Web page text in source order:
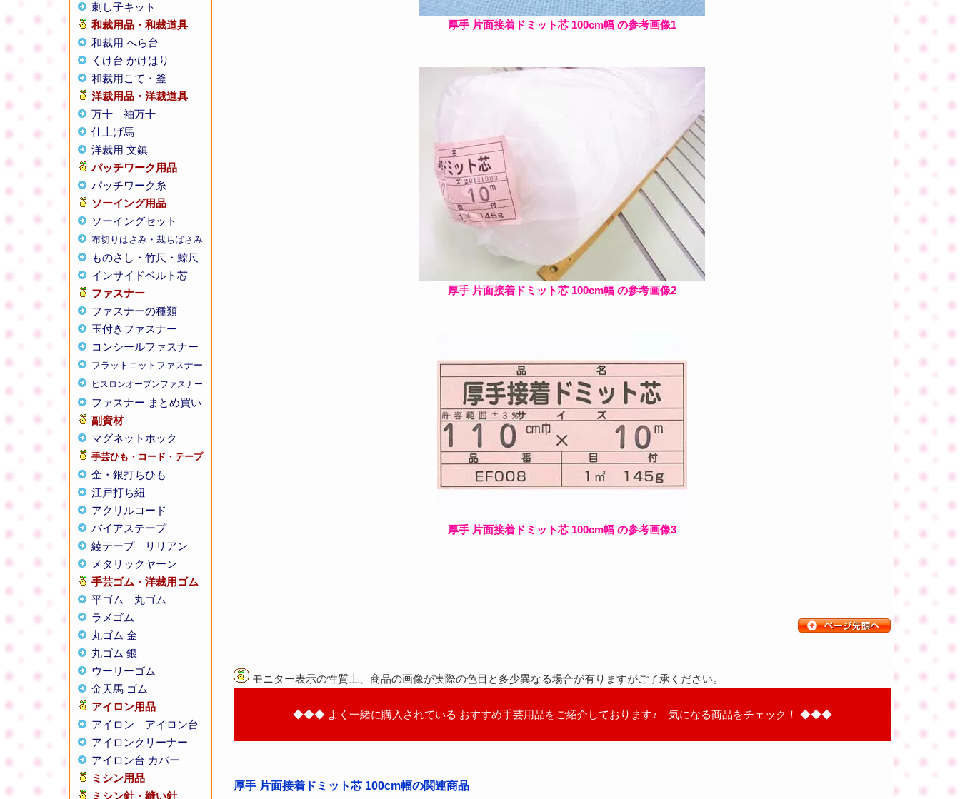
刺し子キット
和裁用品・和裁道具
和裁用 へら台
くけ台 かけはり
和裁用こて・釜
洋裁用品・洋裁道具
万十
袖万十
仕上げ馬
洋裁用 文鎮
パッチワーク用品
パッチワーク糸
ソーイング用品
ソーイングセット
布切りはさみ・裁ちばさみ
ものさし・竹尺・鯨尺
インサイドベルト芯
ファスナー
ファスナーの種類
玉付きファスナー
コンシールファスナー
フラットニットファスナー
ビスロンオープンファスナー
ファスナー まとめ買い
副資材
マグネットホック
手芸ひも・コード・テープ
金・銀打ちひも
江戸打ち紐
アクリルコード
バイアステープ
綾テープ
リリアン
メタリックヤーン
手芸ゴム・洋裁用ゴム
平ゴム
丸ゴム
ラメゴム
丸ゴム 金
丸ゴム 銀
ウーリーゴム
金天馬 ゴム
アイロン用品
アイロン
アイロン台
アイロンクリーナー
アイロン台 カバー
ミシン用品
ミシン針・縫い針
厚手 片面接着ドミット芯 100cm幅 の参考画像1
厚手 片面接着ドミット芯 100cm幅 の参考画像2
厚手 片面接着ドミット芯 100cm幅 の参考画像3
モニター表示の性質上、商品の画像が実際の色目と多少異なる場合が有りますがご了承ください。
◆◆◆ よく一緒に購入されている おすすめ手芸用品をご紹介しております♪ 気になる商品をチェック！ ◆◆◆
厚手 片面接着ドミット芯 100cm幅の関連商品